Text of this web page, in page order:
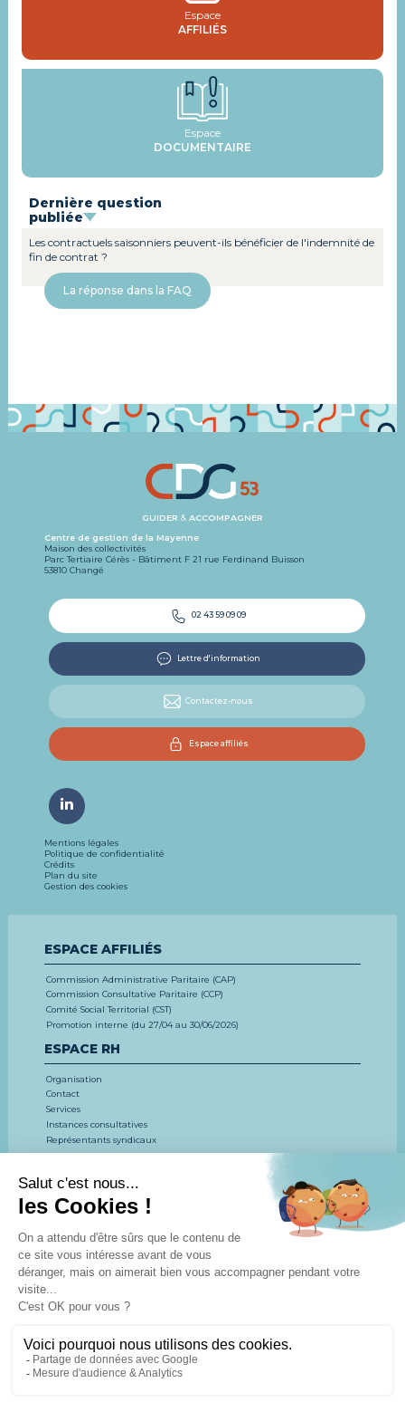
Espace
AFFILIÉS
Espace
DOCUMENTAIRE
Dernière question
publiée
Les contractuels saisonniers peuvent-ils bénéficier de l'indemnité de
fin de contrat ?
La réponse dans la FAQ
GUIDER & ACCOMPAGNER
Centre de gestion de la Mayenne
Maison des collectivités
Parc Tertiaire Cérès - Bâtiment F 21 rue Ferdinand Buisson
53810 Changé
02 43 59 09 09
Lettre d'information
Contactez-nous
Espace affiliés
Mentions légales
Politique de confidentialité
Crédits
Plan du site
Gestion des cookies
ESPACE AFFILIÉS
Commission Administrative Paritaire (CAP)
Commission Consultative Paritaire (CCP)
Comité Social Territorial (CST)
Promotion interne (du 27/04 au 30/06/2026)
ESPACE RH
Organisation
Contact
Services
Instances consultatives
Représentants syndicaux
CONCOURS ET EXAMENS
FORMATION
ESPACE DOCUMENTAIRE
Actualités